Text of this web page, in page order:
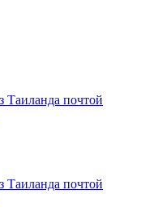
почтой
почтой